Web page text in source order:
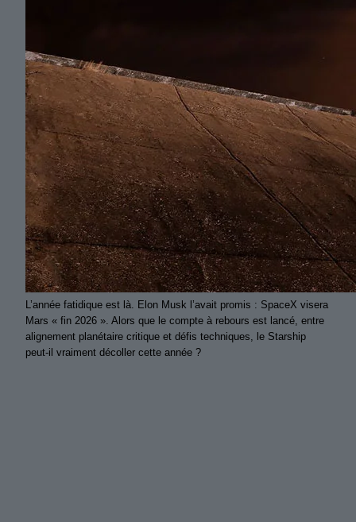
L’année fatidique est là. Elon Musk l’avait promis : SpaceX visera
Mars « fin 2026 ». Alors que le compte à rebours est lancé, entre
alignement planétaire critique et défis techniques, le Starship
peut-il vraiment décoller cette année ?